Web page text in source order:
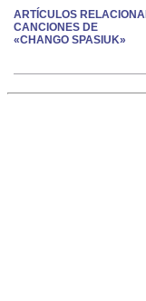
ARTÍCULOS
CANCIONES DE
«CHANGO SPASIUK»